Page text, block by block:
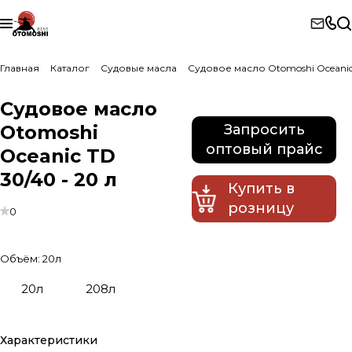
Главная Каталог Судовые масла Судовое масло Otomoshi
Судовое масло
Otomoshi
Oceanic TD
30/40 - 20 л
0
Объём: 20л
20л 208л
Характеристики
Запросить
оптовый прайс
Купить в
розницу